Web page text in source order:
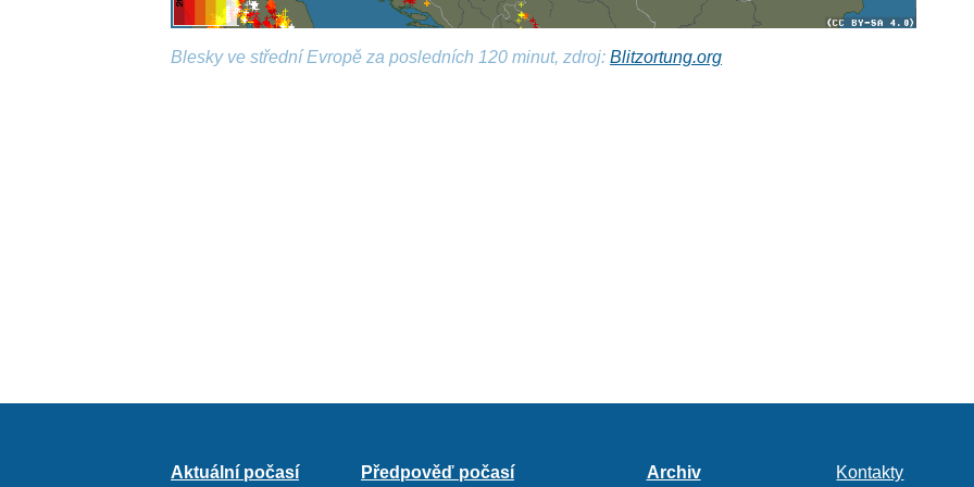
Blesky ve střední Evropě za posledních 120 minut, zdroj:Blitzortung.org
Aktuální počasí Předpověď počasí Archiv Kontakty